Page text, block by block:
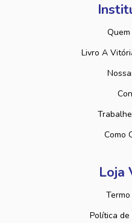
Livro A
Como
Loja
Política de